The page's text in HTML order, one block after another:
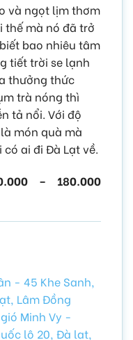
và ngọt lịm thơm
thế mà nó đã trở
bao nhiêu tâm
tiết trời se lạnh
thưởng thức
trà nóng thì
tả nổi. Với độ
món quà mà
ai đi Đà Lạt về.
– 180.000
- 45 Khe Sanh,
Lâm Đồng
Minh Vy -
lộ 20, Đà lạt,